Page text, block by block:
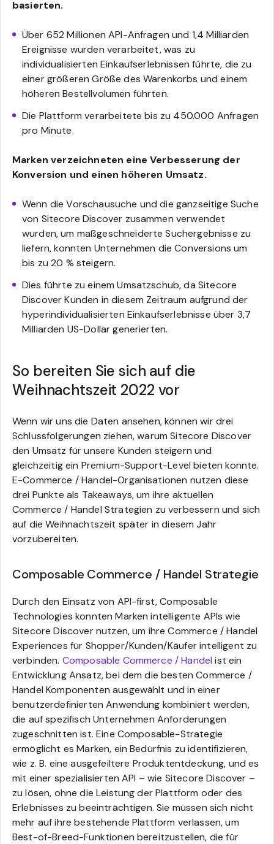
basierten.
Über 652 Millionen API-Anfragen und 1,4 Milliarden
Ereignisse wurden verarbeitet, was zu
individualisierten Einkaufserlebnissen führte, die zu
einer größeren Größe des Warenkorbs und einem
höheren Bestellvolumen führten.
Die Plattform verarbeitete bis zu 450.000 Anfragen
pro Minute.
Marken verzeichneten eine Verbesserung der
Konversion und einen höheren Umsatz.
Wenn die Vorschausuche und die ganzseitige Suche
von Sitecore Discover zusammen verwendet
wurden, um maßgeschneiderte Suchergebnisse zu
liefern, konnten Unternehmen die Conversions um
bis zu 20 % steigern.
Dies führte zu einem Umsatzschub, da Sitecore
Discover Kunden in diesem Zeitraum aufgrund der
hyperindividualisierten Einkaufserlebnisse über 3,7
Milliarden US-Dollar generierten.
So bereiten Sie sich auf die
Weihnachtszeit 2022 vor
Wenn wir uns die Daten ansehen, können wir drei
Schlussfolgerungen ziehen, warum Sitecore Discover
den Umsatz für unsere Kunden steigern und
gleichzeitig ein Premium-Support-Level bieten konnte.
E-Commerce / Handel-Organisationen nutzen diese
drei Punkte als Takeaways, um ihre aktuellen
Commerce / Handel Strategien zu verbessern und sich
auf die Weihnachtszeit später in diesem Jahr
vorzubereiten.
Composable Commerce / Handel Strategie
Durch den Einsatz von API-first, Composable
Technologies konnten Marken intelligente APIs wie
Sitecore Discover nutzen, um ihre Commerce / Handel
Experiences für Shopper/Kunden/Käufer intelligent zu
verbinden. Composable Commerce / Handel ist ein
Entwicklung Ansatz, bei dem die besten Commerce /
Handel Komponenten ausgewählt und in einer
benutzerdefinierten Anwendung kombiniert werden,
die auf spezifisch Unternehmen Anforderungen
zugeschnitten ist. Eine Composable-Strategie
ermöglicht es Marken, ein Bedürfnis zu identifizieren,
wie z. B. eine ausgefeiltere Produktentdeckung, und es
mit einer spezialisierten API – wie Sitecore Discover –
zu lösen, ohne die Leistung der Plattform oder des
Erlebnisses zu beeinträchtigen. Sie müssen sich nicht
mehr auf ihre bestehende Plattform verlassen, um
Best-of-Breed-Funktionen bereitzustellen, die für